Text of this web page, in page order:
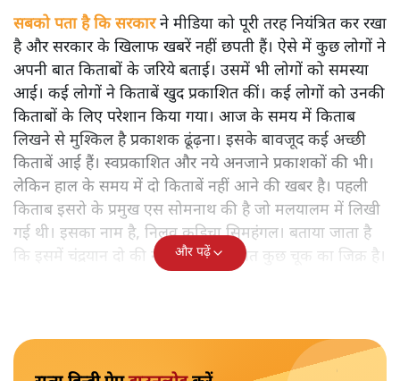
सबको पता है कि सरकारने मीडिया को पूरी तरह नियंत्रित कर रखा
है और सरकार के खिलाफ खबरें नहीं छपती हैं। ऐसे में कुछ लोगों ने
अपनी बात किताबों के जरिये बताई। उसमें भी लोगों को समस्या
आई। कई लोगों ने किताबें खुद प्रकाशित कीं। कई लोगों को उनकी
किताबों के लिए परेशान किया गया। आज के समय में किताब
लिखने से मुश्किल है प्रकाशक ढूंढ़ना। इसके बावजूद कई अच्छी
किताबें आई हैं। स्वप्रकाशित और नये अनजाने प्रकाशकों की भी।
लेकिन हाल के समय में दो किताबें नहीं आने की खबर है। पहली
किताब इसरो के प्रमुख एस सोमनाथ की है जो मलयालम में लिखी
गई थी। इसका नाम है, निलवु कुडिचा सिमहंगल। बताया जाता है
कि इसमें चंद्रयान दो की नाकामी से संबंधित कुछ चूक का जिक्र है।
और पढ़ें